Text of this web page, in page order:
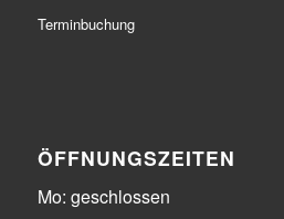
Terminbuchung
ÖFFNUNGSZEITEN
Mo: geschlossen